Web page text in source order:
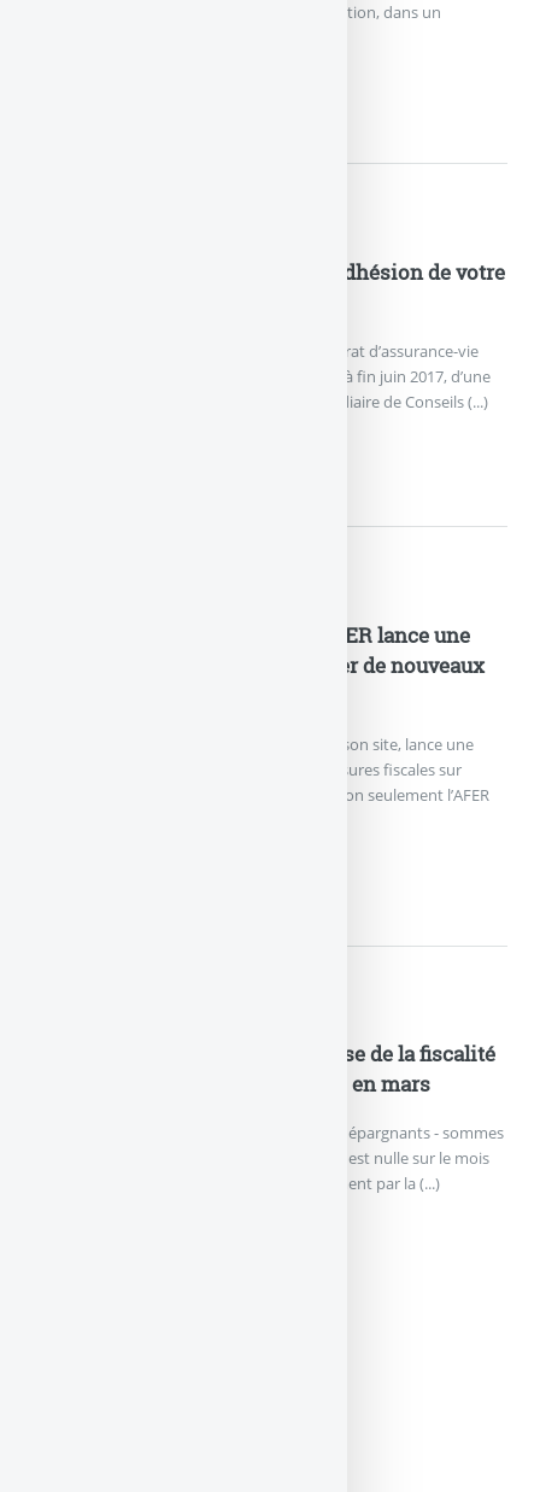
financier comme un autre. La Cour de Cassation, dans un
Spirica NetLife : 100€ offerts à l’adhésion de votre
Les épargnants souhaitant souscrire le contrat d’assurance-vie
NetLife de Spirica peuvent bénéficier, jusqu’à fin juin 2017, d’une
offre de bienvenue spécifique, via l’intermédiaire de Conseils (...)
Fiscalité de l’assurance-vie : l’AFER lance une
pétition nationale pour demander de nouveaux
L’AFER, dans une lettre ouverte publiée sur son site, lance une
pétition afin de demander de nouvelles mesures fiscales sur
l’assurance-vie, en faveur des épargnants. Non seulement l’AFER
Assurance-vie : la probable hausse de la fiscalité
jette un froid, collecte nette nulle en mars
La collecte nette (cotisations versées par les épargnants - sommes
versées par les assureurs) de l’assurance-vie est nulle sur le mois
de mars, selon les chiffres publiés officiellement par la (...)